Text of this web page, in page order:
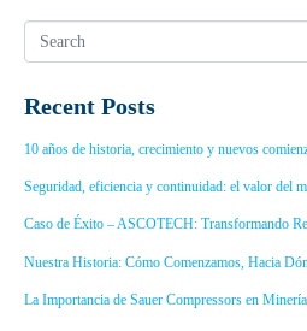
Recent Posts
10 años de historia, crecimiento y nuevos
Seguridad, eficiencia y continuidad: el valor del
Caso de Éxito – ASCOTECH: Transformando
Nuestra Historia: Cómo Comenzamos, Hacia
La Importancia de Sauer Compressors en Minería